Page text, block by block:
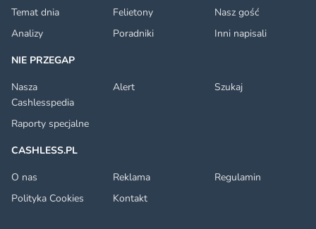
Temat dnia
Felietony
Nasz gość
Analizy
Poradniki
Inni napisali
NIE PRZEGAP
Nasza
Cashlesspedia
Alert Szukaj
Raporty specjalne
CASHLESS.PL
O nas
Reklama
Regulamin
Polityka Cookies
Kontakt